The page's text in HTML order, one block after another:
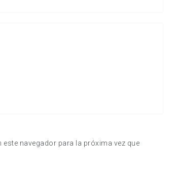
navegador para la próxima vez que